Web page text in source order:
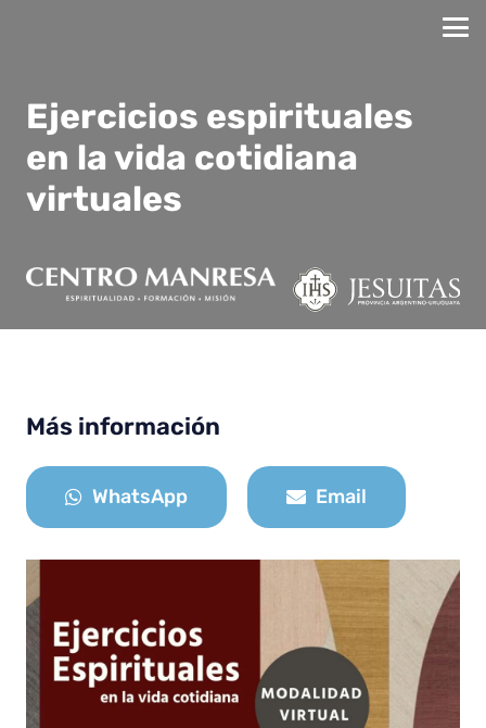
Ejercicios espirituales
en la vida cotidiana
virtuales
Más información
WhatsApp Email